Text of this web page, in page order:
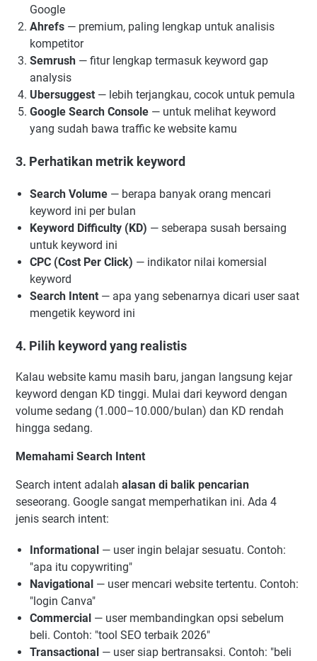
Google
Ahrefs — premium, paling lengkap untuk analisis
kompetitor
Semrush — fitur lengkap termasuk keyword gap
analysis
Ubersuggest — lebih terjangkau, cocok untuk pemula
Google Search Console — untuk melihat keyword
yang sudah bawa traffic ke website kamu
3. Perhatikan metrik keyword
Search Volume — berapa banyak orang mencari
keyword ini per bulan
Keyword Difficulty (KD) — seberapa susah bersaing
untuk keyword ini
CPC (Cost Per Click) — indikator nilai komersial
keyword
Search Intent — apa yang sebenarnya dicari user saat
mengetik keyword ini
4. Pilih keyword yang realistis
Kalau website kamu masih baru, jangan langsung kejar
keyword dengan KD tinggi. Mulai dari keyword dengan
volume sedang (1.000–10.000/bulan) dan KD rendah
hingga sedang.
Memahami Search Intent
Search intent adalah alasan di balik pencarian
seseorang. Google sangat memperhatikan ini. Ada 4
jenis search intent:
Informational — user ingin belajar sesuatu. Contoh:
"apa itu copywriting"
Navigational — user mencari website tertentu. Contoh:
"login Canva"
Commercial — user membandingkan opsi sebelum
beli. Contoh: "tool SEO terbaik 2026"
Transactional — user siap bertransaksi. Contoh: "beli